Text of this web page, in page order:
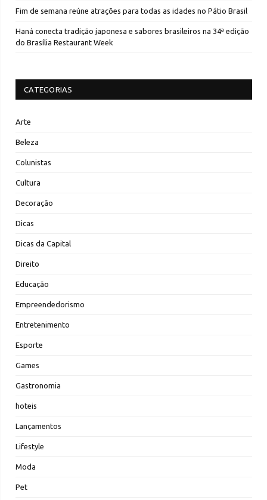
Fim de semana reúne atrações para todas as idades no Pátio Brasil
Haná conecta tradição japonesa e sabores brasileiros na 34ª edição
do Brasília Restaurant Week
CATEGORIAS
Arte
Beleza
Colunistas
Cultura
Decoração
Dicas
Dicas da Capital
Direito
Educação
Empreendedorismo
Entretenimento
Esporte
Games
Gastronomia
hoteis
Lançamentos
Lifestyle
Moda
Pet